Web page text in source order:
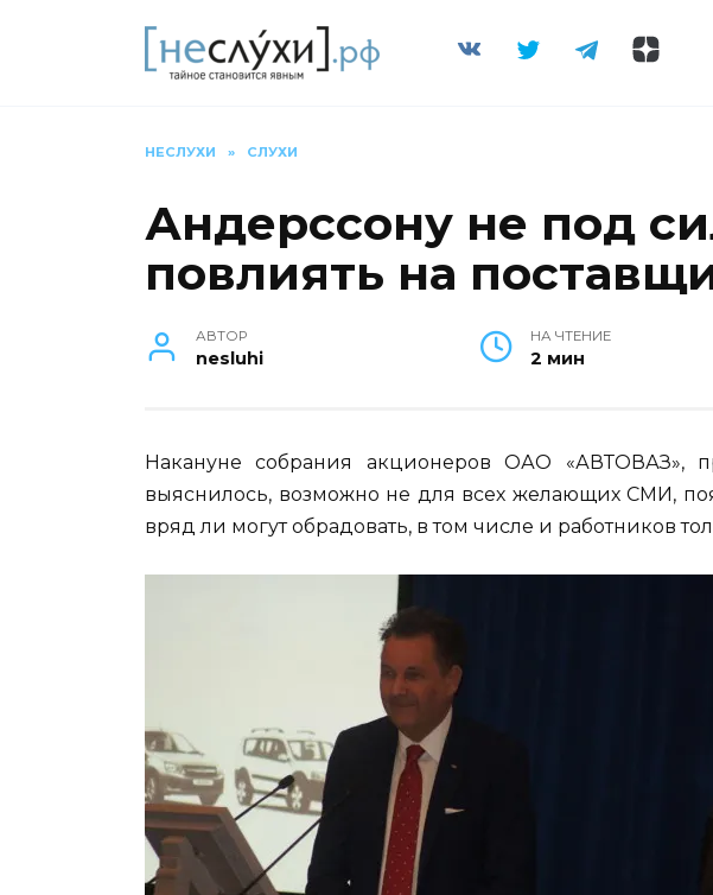
НЕСЛУХИ » СЛУХИ
Андерссону не под
повлиять на
АВТОР
nesluhi
НА ЧТЕНИЕ
2 мин
Накануне собрания акционеров ОАО «АВТОВАЗ»,
выяснилось, возможно не для всех желающих СМИ,
вряд ли могут обрадовать, в том числе и работников